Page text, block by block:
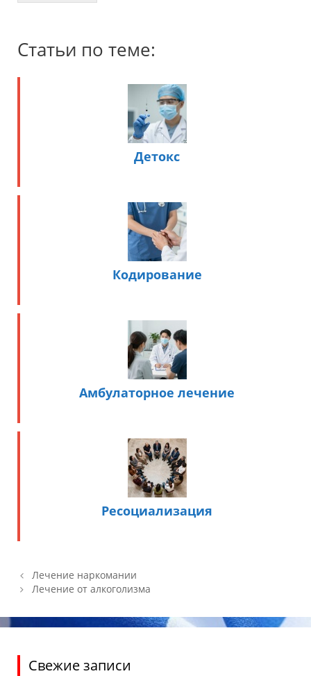
Статьи по теме:
Детокс
Кодирование
Амбулаторное лечение
Ресоциализация
Навигация по записям
Лечение наркомании
Лечение от алкоголизма
Свежие записи